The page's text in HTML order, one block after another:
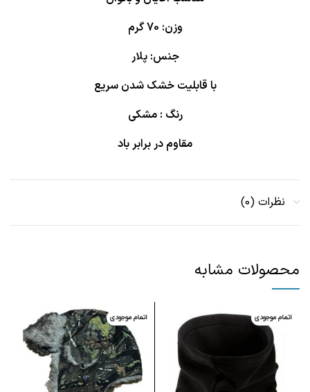
وزن: 70 گرم
جنس: پلار
با قابلیت خشک شدن سریع
رنگ : مشکی
مقاوم در برابر باد
نظرات (0)
محصولات مشابه
اتمام موجودی اتمام موجودی